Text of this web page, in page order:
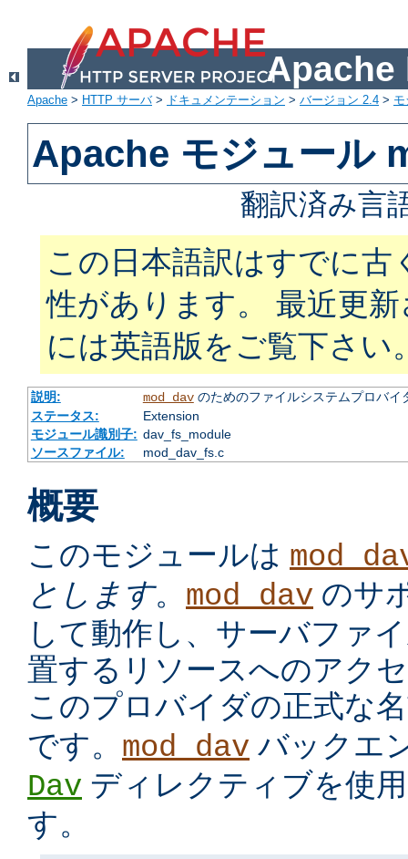
Apache
Apache > HTTP サーバ> ドキュメンテーション > バージョン 2.4 >
Apache モジュール
翻訳済み言
この日本語訳はすでに古
性があります。 最近更
には英語版をご覧下さい
説明: mod_davのためのファイルシステムプロバイ
ステータス:
Extension
モジュール識別子: dav_fs_module
ソースファイル:
mod_dav_fs.c
概要
このモジュールは
とします。 mod_dav のサ
して動作し、サーバファ
置するリソースへのアク
このプロバイダの正式な
です。 mod_dav バックエ
Dav ディレクティブを使
す。